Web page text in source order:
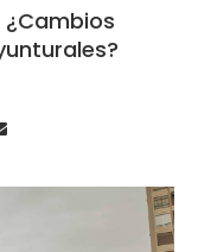
¿Cambios